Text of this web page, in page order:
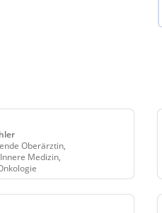
Oberärztin,
Medizin,